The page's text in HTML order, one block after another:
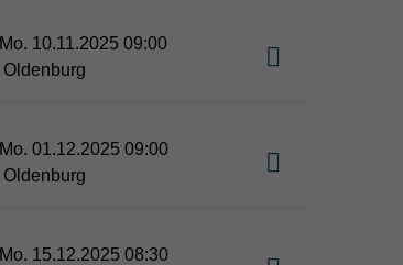
Mo. 10.11.2025 09:00
Oldenburg
Mo. 01.12.2025 09:00
Oldenburg
Mo. 15.12.2025 08:30